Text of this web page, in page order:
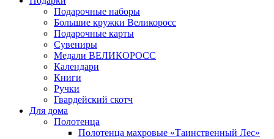
Подарочные наборы
Большие кружки Великоросс
Подарочные карты
Сувениры
Медали ВЕЛИКОРОСС
Календари
Книги
Ручки
Гвардейский скотч
Для дома
Полотенца
Полотенца махровые «Таинственный Лес»